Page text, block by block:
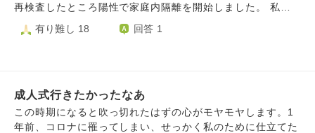
ことがあったので。。) 私が、実はコロナやインフルだった
その方が亡くなってしまったのだとしたら私のせいですよ
再検査したところ陽性で家庭内隔離を開始しました。 私は
介護の仕事についており、感染力の強さ、症状の辛さも対応
していて実感しています。 家族内では初感染です。 5日間は
いと言われました。 普段私が早く帰ってきた時、夜勤明け
や休みの時は私が家事をすることが多いです。 母の陽性か
ら３日程経ったあたりから部屋にいても暇だからマスクをし
有り難し 18 回答 1
成人式行きたかったなあ
この時期になると吹っ切れたはずの心がモヤモヤします。1
年前、コロナに罹ってしまい、せっかく私のために仕立てた